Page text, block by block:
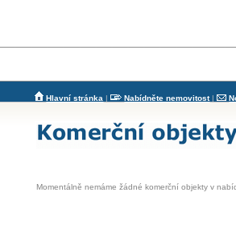
Hlavní stránka | Nabídněte nemovitost|
Momentálně nemáme žádné komerční objekty v